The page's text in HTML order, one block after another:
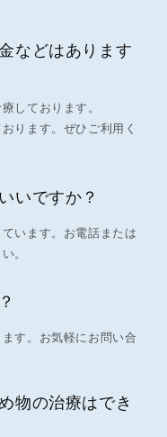
などはあります
しております。
ります。ぜひご利用く
いですか？
います。お電話または
。
す。お気軽にお問い合
物の治療はでき